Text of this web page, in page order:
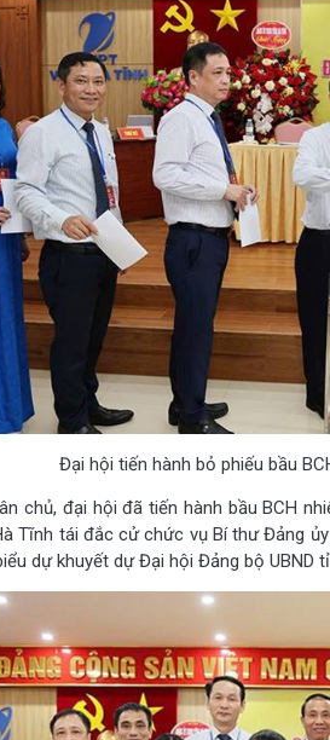
Đại hội tiến hành bỏ phiếu bầu
chủ, đại hội đã tiến hành bầu BCH
Tĩnh tái đắc cử chức vụ Bí thư Đảng
dự khuyết dự Đại hội Đảng bộ UBND